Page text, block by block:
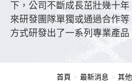
下，公司不斷成長茁壯幾十年
來研發團隊單獨或通過合作等
方式研發出了一系列專業產品
首頁 最新消息 其他